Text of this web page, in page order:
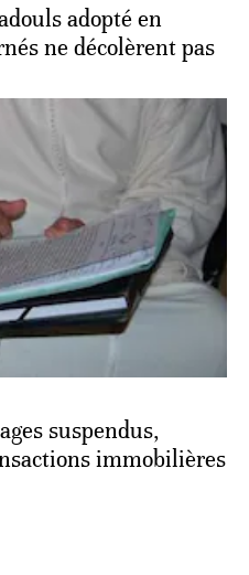
adopté en
ne décolèrent pas
suspendus,
immobilières